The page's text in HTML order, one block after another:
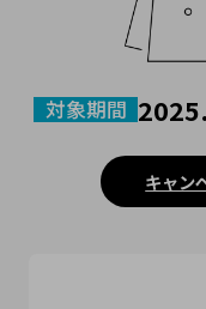
対象期間
キャン